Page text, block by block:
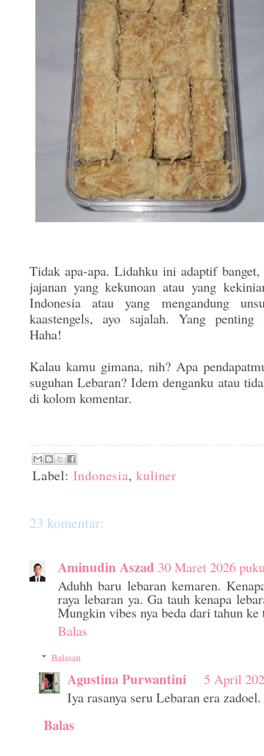
Tidak apa-apa. Lidahku ini adaptif
jajanan yang kekunoan atau yang
Indonesia atau yang mengandung
kaastengels, ayo sajalah. Yang penting
Haha!
Kalau kamu gimana, nih? Apa
suguhan Lebaran? Idem denganku atau
di kolom komentar.
Label: Indonesia,kuliner
23 komentar:
Aminudin Aszad 30 Maret 2026
Aduhh baru lebaran kemaren.
raya lebaran ya. Ga tauh kenapa
Mungkin vibes nya beda dari tahun ke
Balas
Balasan
Agustina Purwantini
5 April
Iya rasanya seru Lebaran era zadoel.
Balas